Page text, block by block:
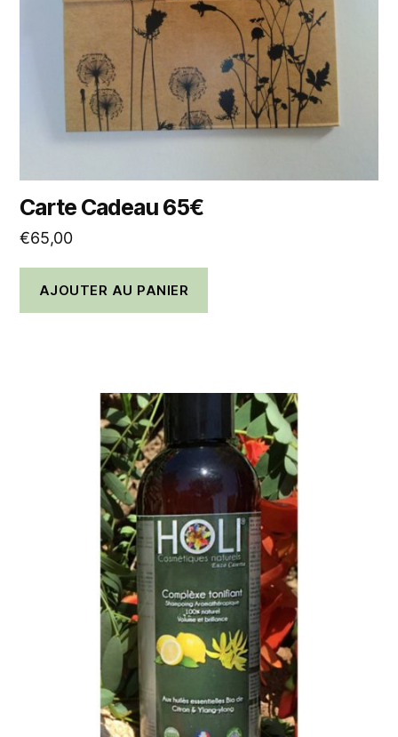
Carte Cadeau 65€
€65,00
AJOUTER AU PANIER